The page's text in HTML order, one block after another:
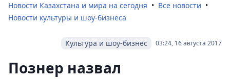
Новости Казахстана и мира на сегодня
Все новости
Новости культуры и шоу-бизнеса
03:24, 16 августа 2017
Культура и шоу-бизнес
Познер назвал